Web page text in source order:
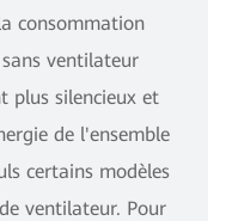
consommation
ventilateur
plus silencieux et
de l'ensemble
certains modèles
ventilateur. Pour